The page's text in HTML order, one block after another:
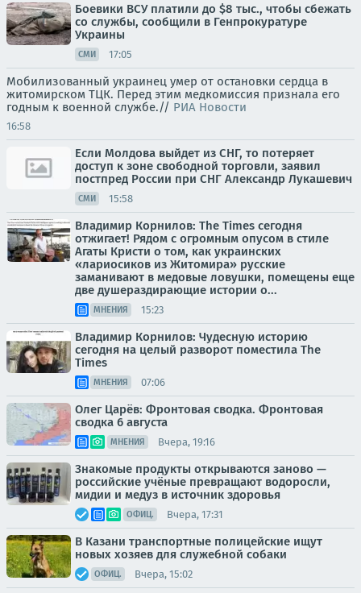
Боевики ВСУ платили до $8 тыс., чтобы сбежать
со службы, сообщили в Генпрокуратуре
Украины
СМИ 17:05
Мобилизованный украинец умер от остановки сердца в
житомирском ТЦК. Перед этим медкомиссия признала его
годным к военной службе.// РИА Новости
16:58
Если Молдова выйдет из СНГ, то потеряет
доступ к зоне свободной торговли, заявил
постпред России при СНГ Александр Лукашевич
СМИ 15:58
Владимир Корнилов: The Times сегодня
отжигает! Рядом с огромным опусом в стиле
Агаты Кристи о том, как украинских
«лариосиков из Житомира» русские
заманивают в медовые ловушки, помещены еще
две душераздирающие истории о...
МНЕНИЯ 15:23
Владимир Корнилов: Чудесную историю
сегодня на целый разворот поместила The
Times
МНЕНИЯ 07:06
Олег Царёв: Фронтовая сводка. Фронтовая
сводка 6 августа
МНЕНИЯ Вчера, 19:16
Знакомые продукты открываются заново —
российские учёные превращают водоросли,
мидии и медуз в источник здоровья
ОФИЦ. Вчера, 17:31
В Казани транспортные полицейские ищут
новых хозяев для служебной собаки
ОФИЦ. Вчера, 15:02